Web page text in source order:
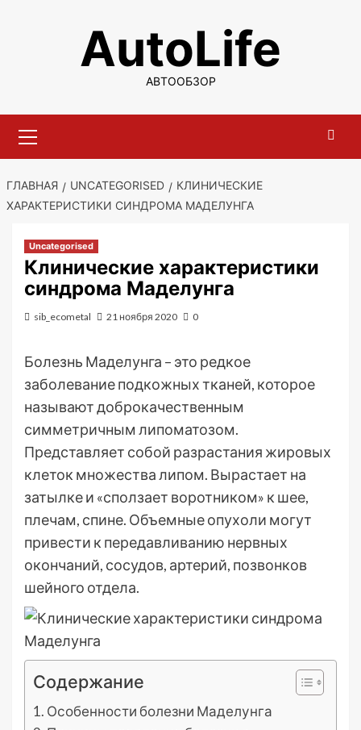
содержимомуAutoLife
АВТООБЗОР
меню
ГЛАВНАЯ UNCATEGORISED
КЛИНИЧЕСКИЕ
ХАРАКТЕРИСТИКИ СИНДРОМА МАДЕЛУНГА
Uncategorised
Клинические характеристики
синдрома Маделунга
sib_ecometal 21 ноября 2020 0
Болезнь Маделунга – это редкое
заболевание подкожных тканей, которое
называют доброкачественным
симметричным липоматозом.
Представляет собой разрастания жировых
клеток множества липом. Вырастает на
затылке и «сползает воротником» к шее,
плечам, спине. Объемные опухоли могут
привести к передавливанию нервных
окончаний, сосудов, артерий, позвонков
шейного отдела.
Содержание
Особенности болезни Маделунга